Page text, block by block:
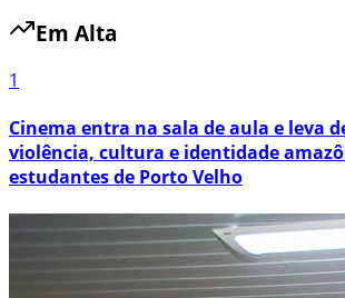
Em Alta
1
Cinema entra na sala de aula e leva
violência, cultura e identidade
estudantes de Porto Velho